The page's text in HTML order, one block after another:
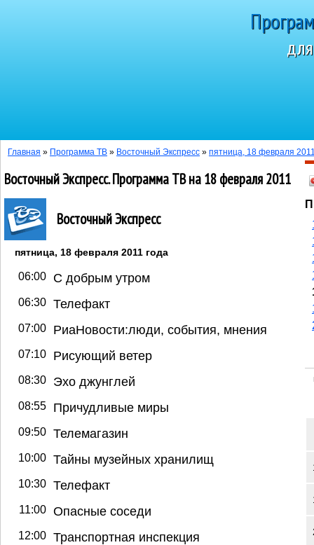
Главная » Программа ТВ » Восточный Экспресс » пятница, 18 февраля
Восточный Экспресс. Программа ТВ на 18 февраля 2011
Восточный Экспресс
пятница, 18 февраля 2011 года
06:00 С добрым утром
06:30 Телефакт
07:00 РиаНовости:люди, события, мнения
07:10 Рисующий ветер
08:30 Эхо джунглей
08:55 Причудливые миры
09:50 Телемагазин
10:00 Тайны музейных хранилищ
10:30 Телефакт
11:00 Опасные соседи
12:00 Транспортная инспекция